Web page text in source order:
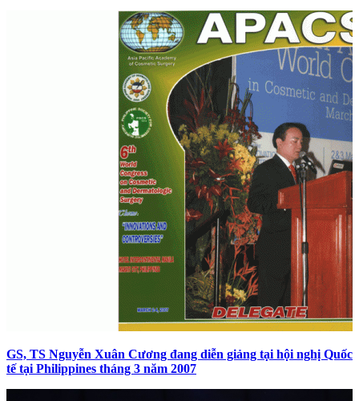
GS, TS Nguyễn Xuân Cương đang diễn giảng tại hội nghị Quốc
tế tại Philippines tháng 3 năm 2007